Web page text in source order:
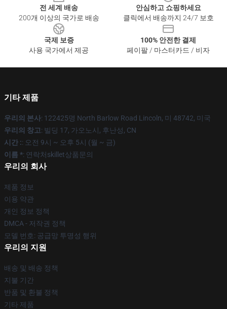
전 세계 배송
200개 이상의 국가로 배송
안심하고 쇼핑하세요
클릭에서 배송까지 24/7 보호
국제 보증
사용 국가에서 제공
100% 안전한 결제
페이팔 / 마스터카드 / 비자
기타 제품
우리의 본사: 122425명 North Barlow Road Lincoln, 미 48742, 미국
우리의 창고: 빌딩 17, 가오노시, 후난성, CN
시간 :: 오전 9시 ~ 오후 5시 (월 ~ 금)
이름 *: 연락처skillet상품문의
우리의 회사
제품 정보
이용 약관
개인 정보 정책
DMCA - 저작권 정책
모델 번호: 공급망 투명성 행위
우리의 지원
배송 및 배송 정책
지불 기간
반품 및 환불 정책
기타 제품